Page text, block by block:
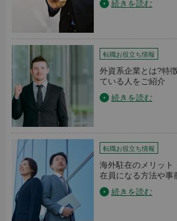
続きを読む
転職お役立ち情報
外資系企業とは?特
ている人をご紹介
続きを読む
転職お役立ち情報
海外駐在のメリット
在員になる方法や事
続きを読む